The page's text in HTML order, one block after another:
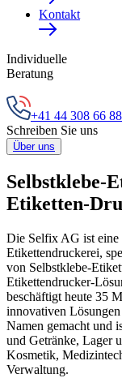
Kontakt
Individuelle
Beratung
+41 44 308 66 88
Schreiben Sie uns
Über uns
Selbstklebe-
Etiketten-
Die Selfix AG ist eine
Etikettendruckerei,
von Selbstklebe-
Etikettendrucker-
beschäftigt heute 35
innovativen
Namen gemacht und
und Getränke, Lager
Kosmetik,
Verwaltung.